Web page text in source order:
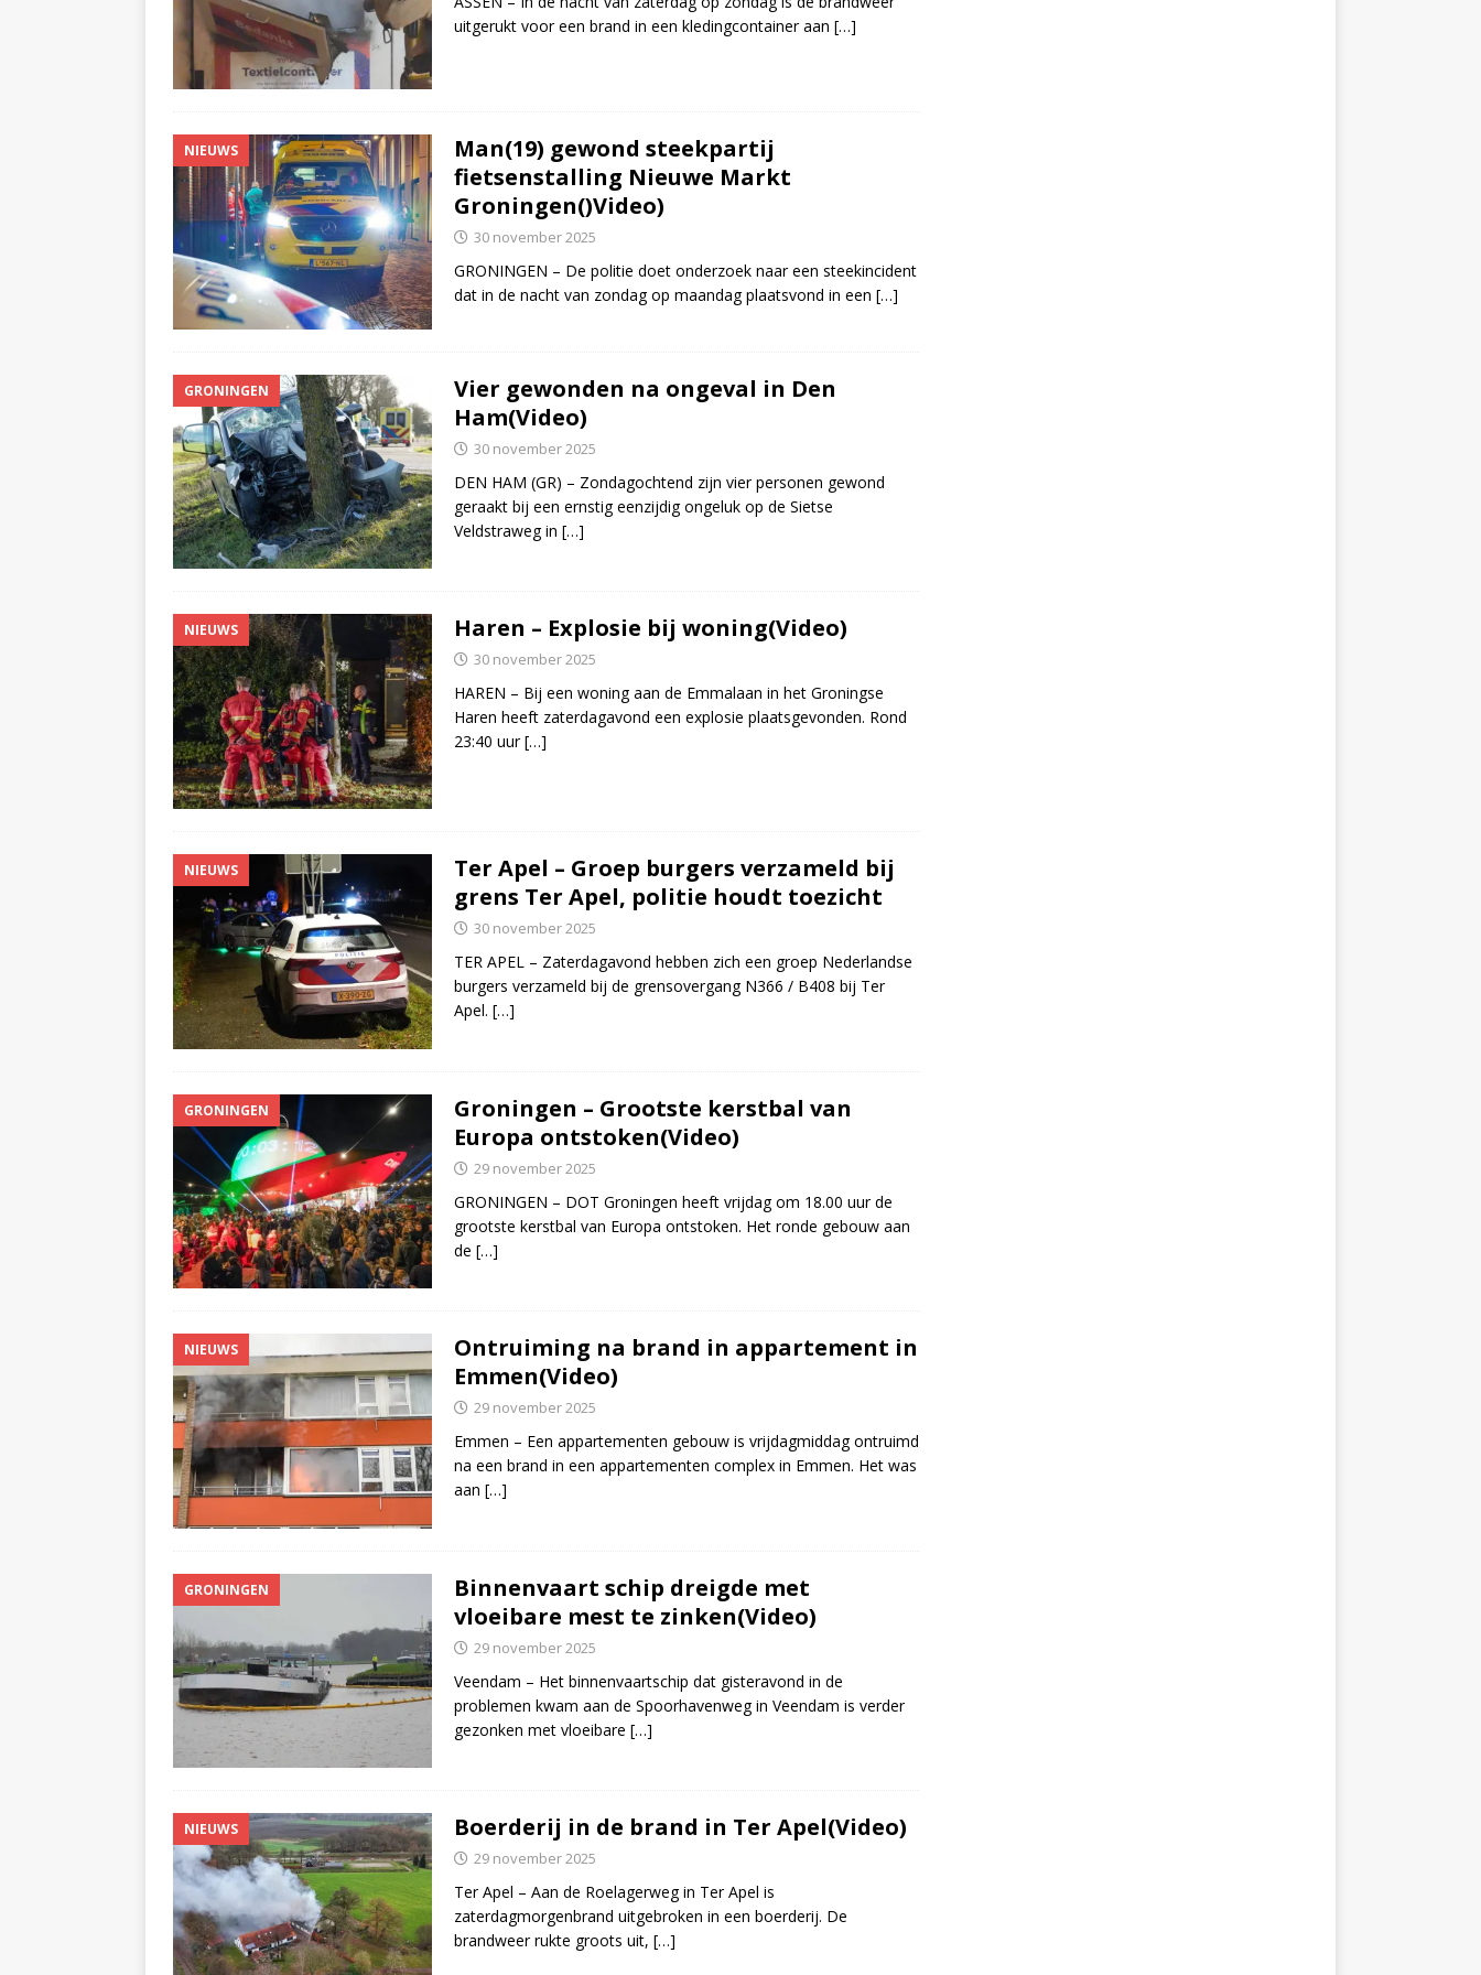
uitgerukt voor een brand in een kledingcontainer aan […]
NIEUWS
Man(19) gewond steekpartij
fietsenstalling Nieuwe Markt
Groningen()Video)
30 november 2025
GRONINGEN – De politie doet onderzoek naar een steekincident
dat in de nacht van zondag op maandag plaatsvond in een […]
GRONINGEN
Vier gewonden na ongeval in Den
Ham(Video)
30 november 2025
DEN HAM (GR) – Zondagochtend zijn vier personen gewond
geraakt bij een ernstig eenzijdig ongeluk op de Sietse
Veldstraweg in […]
NIEUWS Haren – Explosie bij woning(Video)
30 november 2025
HAREN – Bij een woning aan de Emmalaan in het Groningse
Haren heeft zaterdagavond een explosie plaatsgevonden. Rond
23:40 uur[…]
NIEUWS
Ter Apel – Groep burgers verzameld bij
grens Ter Apel, politie houdt toezicht
30 november 2025
TER APEL – Zaterdagavond hebben zich een groep Nederlandse
burgers verzameld bij de grensovergang N366 / B408 bij Ter
Apel. […]
GRONINGEN
Groningen – Grootste kerstbal van
Europa ontstoken(Video)
29 november 2025
GRONINGEN – DOT Groningen heeft vrijdag om 18.00 uur de
grootste kerstbal van Europa ontstoken. Het ronde gebouw aan
de […]
NIEUWS
Ontruiming na brand in appartement in
Emmen(Video)
29 november 2025
Emmen – Een appartementen gebouw is vrijdagmiddag ontruimd
na een brand in een appartementen complex in Emmen. Het was
aan […]
GRONINGEN
Binnenvaart schip dreigde met
vloeibare mest te zinken(Video)
29 november 2025
Veendam – Het binnenvaartschip dat gisteravond in de
problemen kwam aan de Spoorhavenweg in Veendam is verder
gezonken met vloeibare […]
NIEUWS Boerderij in de brand in Ter Apel(Video)
29 november 2025
Ter Apel – Aan de Roelagerweg in Ter Apel is
zaterdagmorgenbrand uitgebroken in een boerderij. De
brandweer rukte groots uit, […]